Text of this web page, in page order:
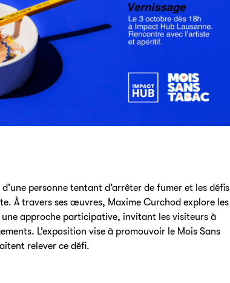
personne tentant d’arrêter de fumer et les défis
À travers ses œuvres, Maxime Curchod explore les
approche participative, invitant les visiteurs à
L’exposition vise à promouvoir le Mois Sans
relever ce défi.